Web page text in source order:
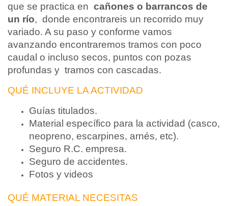
que se practica en cañones o barrancos de
un río, donde encontrareis un recorrido muy
variado. A su paso y conforme vamos
avanzando encontraremos tramos con poco
caudal o incluso secos, puntos con pozas
profundas y tramos con cascadas.
QUÉ INCLUYE LA ACTIVIDAD
Guías titulados.
Material específico para la actividad (casco,
neopreno, escarpines, arnés, etc).
Seguro R.C. empresa.
Seguro de accidentes.
Fotos y videos
QUÉ MATERIAL NECESITAS